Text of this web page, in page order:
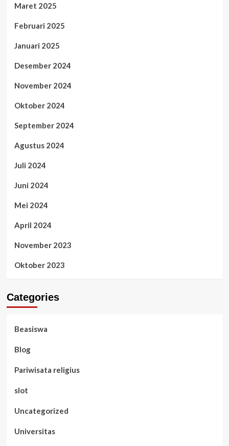
Maret 2025
Februari 2025
Januari 2025
Desember 2024
November 2024
Oktober 2024
September 2024
Agustus 2024
Juli 2024
Juni 2024
Mei 2024
April 2024
November 2023
Oktober 2023
Categories
Beasiswa
Blog
Pariwisata religius
slot
Uncategorized
Universitas